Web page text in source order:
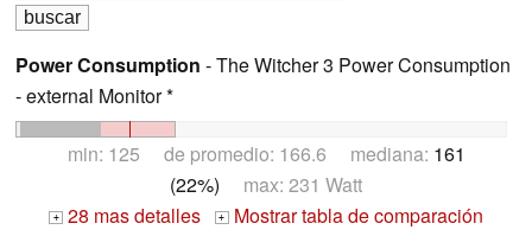
Power Consumption - The Witcher 3 Power Consumption
- external Monitor *
min: 125 de promedio: 166.6 mediana: 161
(22%) max: 231 Watt
+ 28 mas detalles + Mostrar tabla de comparación